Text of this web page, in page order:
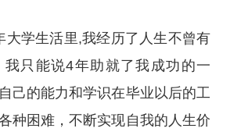
大学生活里,我经历了人生不曾有
只能说4年助就了我成功的一
己的能力和学识在毕业以后的工
种困难，不断实现自我的人生价